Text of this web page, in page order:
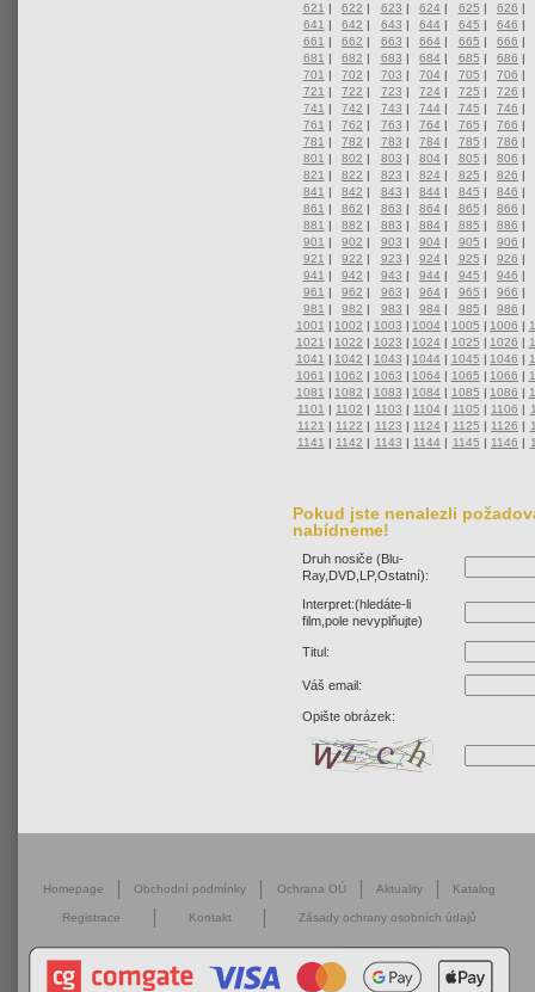
621 | 622 | 623 | 624 | 625 | 626 |
641 | 642 | 643 | 644 | 645 | 646 |
661 | 662 | 663 | 664 | 665 | 666 |
681 | 682 | 683 | 684 | 685 | 686 |
701 | 702 | 703 | 704 | 705 | 706 |
721 | 722 | 723 | 724 | 725 | 726 |
741 | 742 | 743 | 744 | 745 | 746 |
761 | 762 | 763 | 764 | 765 | 766 |
781 | 782 | 783 | 784 | 785 | 786 |
801 | 802 | 803 | 804 | 805 | 806 |
821 | 822 | 823 | 824 | 825 | 826 |
841 | 842 | 843 | 844 | 845 | 846 |
861 | 862 | 863 | 864 | 865 | 866 |
881 | 882 | 883 | 884 | 885 | 886 |
901 | 902 | 903 | 904 | 905 | 906 |
921 | 922 | 923 | 924 | 925 | 926 |
941 | 942 | 943 | 944 | 945 | 946 |
961 | 962 | 963 | 964 | 965 | 966 |
981 | 982 | 983 | 984 | 985 | 986 |
1001 | 1002 | 1003 | 1004 | 1005 | 1006 |
1021 | 1022 | 1023 | 1024 | 1025 | 1026 |
1041 | 1042 | 1043 | 1044 | 1045 | 1046 |
1061 | 1062 | 1063 | 1064 | 1065 | 1066 |
1081 | 1082 | 1083 | 1084 | 1085 | 1086 |
1101 | 1102 | 1103 | 1104 | 1105 | 1106 |
1121 | 1122 | 1123 | 1124 | 1125 | 1126 |
1141 | 1142 | 1143 | 1144 | 1145 | 1146 |
Pokud jste nenalezli
nabídneme!
Druh nosiče (Blu-
Ray,DVD,LP,Ostatní):
Interpret:(hledáte-li
film,pole nevyplňujte)
Titul:
Váš email:
Opište obrázek:
Homepage Obchodní podmínky Ochrana OÚ Aktuality Katalog
Registrace Kontakt Zásady ochrany osobních údajů